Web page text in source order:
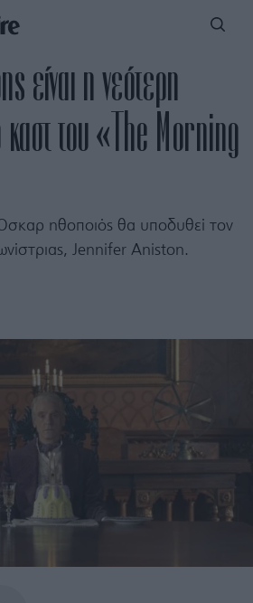
η νεότερη
του «The Morning
ηθοποιός θα υποδυθεί τον
Jennifer Aniston.